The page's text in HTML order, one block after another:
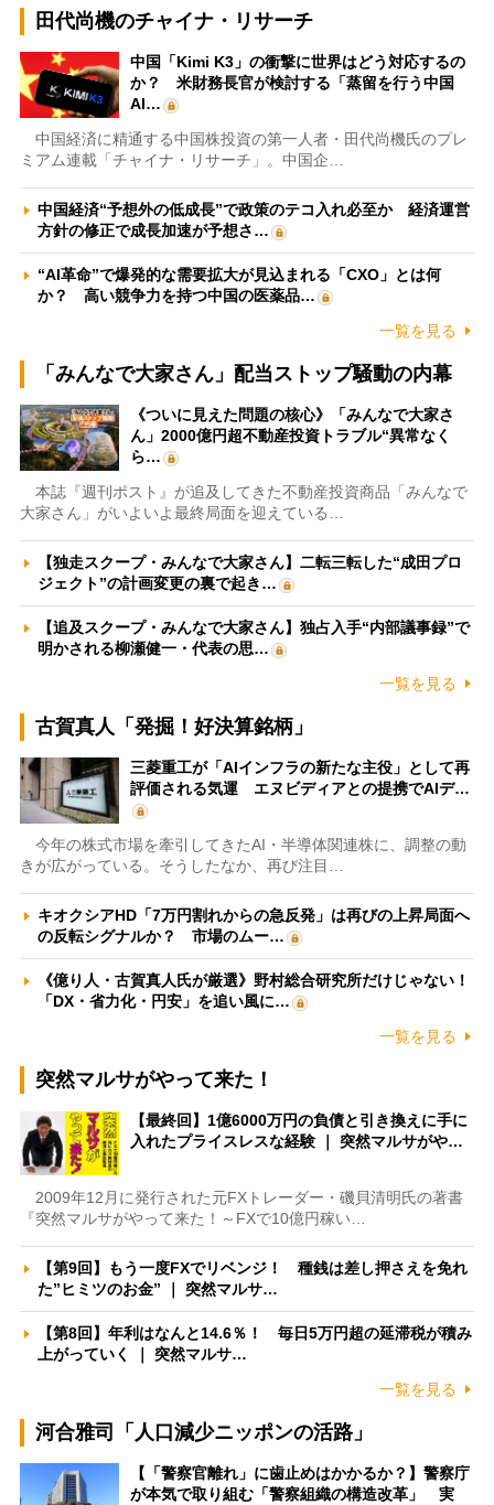
田代尚機のチャイナ・リサーチ
中国「Kimi K3」の衝撃に世界はどう対応するの
か？ 米財務長官が検討する「蒸留を行う中国
AI…
中国経済に精通する中国株投資の第一人者・田代尚機氏のプレ
ミアム連載「チャイナ・リサーチ」。中国企…
中国経済“予想外の低成長”で政策のテコ入れ必至か 経済運営
方針の修正で成長加速が予想さ…
“AI革命”で爆発的な需要拡大が見込まれる「CXO」とは何
か？ 高い競争力を持つ中国の医薬品…
一覧を見る
「みんなで大家さん」配当ストップ騒動の内幕
《ついに見えた問題の核心》「みんなで大家さ
ん」2000億円超不動産投資トラブル“異常なく
ら…
本誌『週刊ポスト』が追及してきた不動産投資商品「みんなで
大家さん」がいよいよ最終局面を迎えている…
【独走スクープ・みんなで大家さん】二転三転した“成田プロ
ジェクト”の計画変更の裏で起き…
【追及スクープ・みんなで大家さん】独占入手“内部議事録”で
明かされる柳瀬健一・代表の思…
一覧を見る
古賀真人「発掘！好決算銘柄」
三菱重工が「AIインフラの新たな主役」として再
評価される気運 エヌビディアとの提携でAIデ…
今年の株式市場を牽引してきたAI・半導体関連株に、調整の動
きが広がっている。そうしたなか、再び注目…
キオクシアHD「7万円割れからの急反発」は再びの上昇局面へ
の反転シグナルか？ 市場のムー…
《億り人・古賀真人氏が厳選》野村総合研究所だけじゃない！
「DX・省力化・円安」を追い風に…
一覧を見る
突然マルサがやって来た！
【最終回】1億6000万円の負債と引き換えに手に
入れたプライスレスな経験 ｜ 突然マルサがや…
2009年12月に発行された元FXトレーダー・磯貝清明氏の著書
『突然マルサがやって来た！～FXで10億円稼い…
【第9回】もう一度FXでリベンジ！ 種銭は差し押さえを免れ
た”ヒミツのお金” ｜ 突然マルサ…
【第8回】年利はなんと14.6％！ 毎日5万円超の延滞税が積み
上がっていく ｜ 突然マルサ…
一覧を見る
河合雅司「人口減少ニッポンの活路」
【「警察官離れ」に歯止めはかかるか？】警察庁
が本気で取り組む「警察組織の構造改革」 実